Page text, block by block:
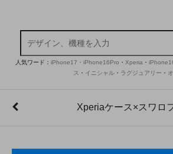
人気ワード： iPhone17・iPhone16Pro ・ Xperia ・
ス ・ イニシャル ・ ラグジュアリー ・
Xperiaケース×スワロ